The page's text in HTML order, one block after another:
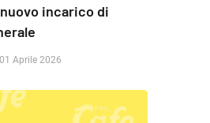
incarico di
Aprile 2026